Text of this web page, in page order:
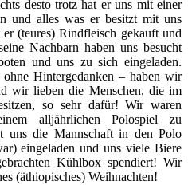
desto trotz hat er uns mit einer
und alles was er besitzt mit uns
(teures) Rindfleisch gekauft und
Nachbarn haben uns besucht
und uns zu sich eingeladen.
Hintergedanken – haben wir
wir lieben die Menschen, die im
so sehr dafür! Wir waren
alljährlichen Polospiel zu
uns die Mannschaft in den Polo
eingeladen und uns viele Biere
Kühlbox spendiert! Wir
(äthiopisches) Weihnachten!